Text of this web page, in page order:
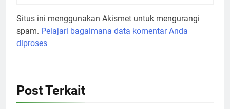
Situs ini menggunakan Akismet untuk mengurangi
spam. Pelajari bagaimana data komentar Anda
diproses
Post Terkait